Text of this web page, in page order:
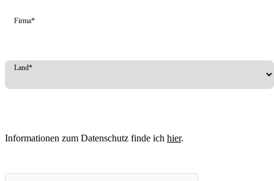
Firma*
Land*
Informationen zum Datenschutz finde ich hier.